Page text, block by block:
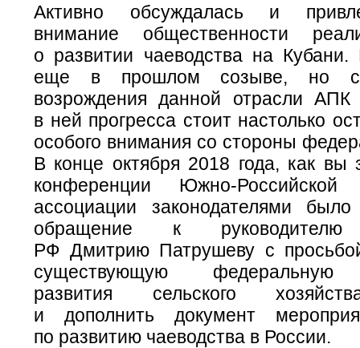
Активно обсуждалась и
внимание общественности
о развитии чаеводства на
еще в прошлом созыве, но
возрождения данной отрасли АПК
в ней прогресса стоит настолько
особого внимания со стороны
В конце октября 2018 года, как вы
конференции Южно-Российской
ассоциации законодателями
обращение к руководителю
РФ Дмитрию Патрушеву с
существующую федеральную
развития сельского
и дополнить документ
по развитию чаеводства в России.